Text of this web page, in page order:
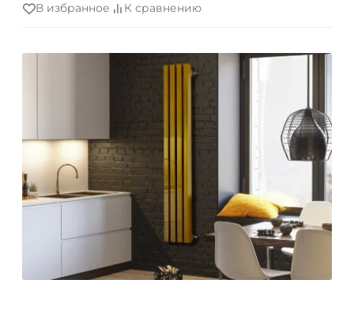
В избранное К сравнению